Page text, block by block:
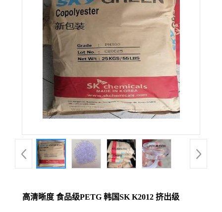
高清晰度 食品级PETG 韩国SK K2012 挤出级